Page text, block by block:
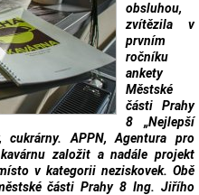
obsluhou,
zvítězila v
prvním
ročníku
ankety
Městské
části Prahy
8 „Nejlepší
cukrárny. APPN, Agentura pro
založit a nadále projekt
v kategorii neziskovek. Obě
části Prahy 8 Ing. Jiřího